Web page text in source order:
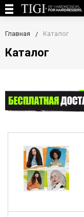
Главная Каталог
Каталог